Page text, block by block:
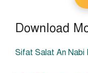
Download